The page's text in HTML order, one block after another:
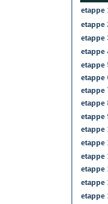
etappe
etappe
etappe
etappe
etappe
etappe
etappe
etappe
etappe
etappe
etappe
etappe
etappe
etappe
etappe